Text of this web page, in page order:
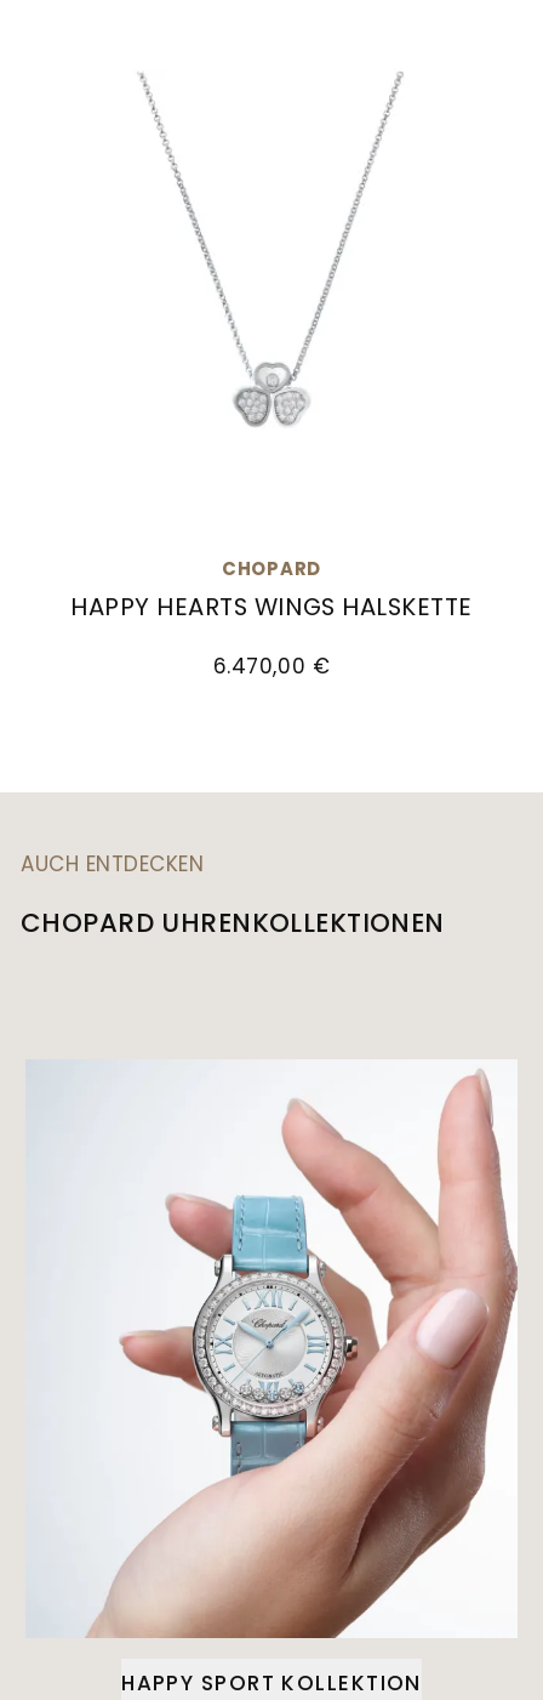
CHOPARD
HAPPY HEARTS WINGS HALSKETTE
6.470,00 €
AUCH ENTDECKEN
CHOPARD UHRENKOLLEKTIONEN
HAPPY SPORT KOLLEKTION